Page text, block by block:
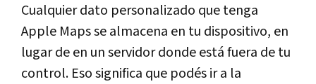
Cualquier dato personalizado que tenga
Apple Maps se almacena en tu dispositivo, en
lugar de en un servidor donde está fuera de tu
control. Eso significa que podés ir a la